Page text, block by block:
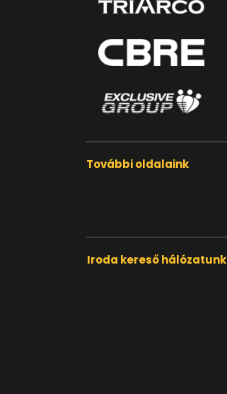
További oldalaink
Iroda kereső hálózatunk